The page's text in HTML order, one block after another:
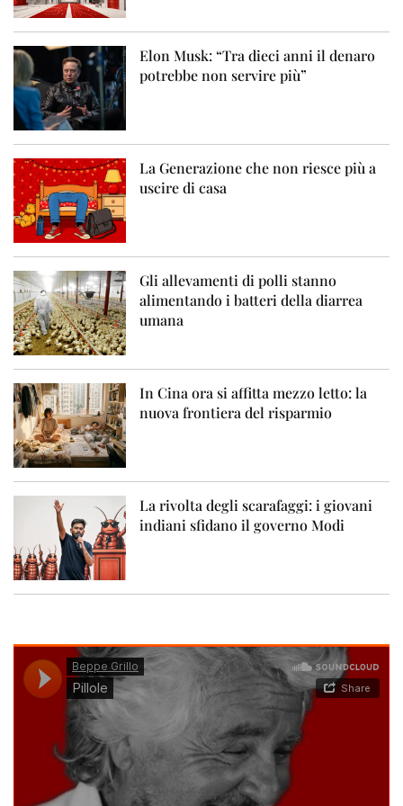
Elon Musk: “Tra dieci anni il denaro
potrebbe non servire più”
La Generazione che non riesce più a
uscire di casa
Gli allevamenti di polli stanno
alimentando i batteri della diarrea
umana
In Cina ora si affitta mezzo letto: la
nuova frontiera del risparmio
La rivolta degli scarafaggi: i giovani
indiani sfidano il governo Modi